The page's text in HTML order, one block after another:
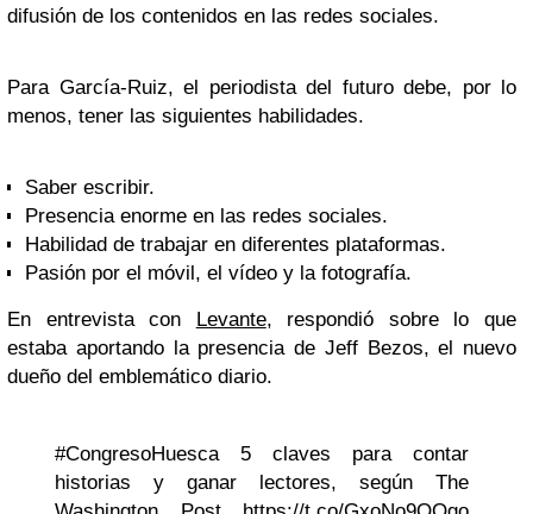
difusión de los contenidos en las redes sociales.
Para García-Ruiz, el periodista del futuro debe, por lo
menos, tener las siguientes habilidades.
Saber escribir.
Presencia enorme en las redes sociales.
Habilidad de trabajar en diferentes plataformas.
Pasión por el móvil, el vídeo y la fotografía.
En entrevista con Levante, respondió sobre lo que
estaba aportando la presencia de Jeff Bezos, el nuevo
dueño del emblemático diario.
#CongresoHuesca 5 claves para contar
historias y ganar lectores, según The